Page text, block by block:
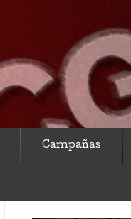
Campañas